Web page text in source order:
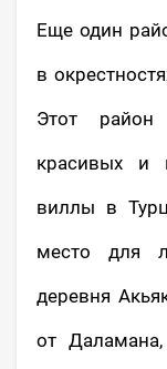
Еще один
в
Этот
красивых и
виллы в
место для
деревня
от